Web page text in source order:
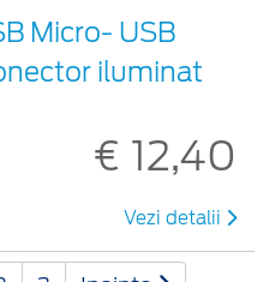
Micro- USB
iluminat
€ 12,40
Vezi detalii